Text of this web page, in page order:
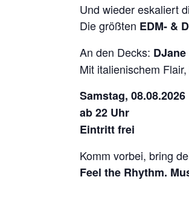
Und wieder eskaliert
Die größten EDM- &
An den Decks:
Mit italienischem
Samstag, 08.08.2026
ab 22 Uhr
Eintritt frei
Komm vorbei, bring
Feel the Rhythm.